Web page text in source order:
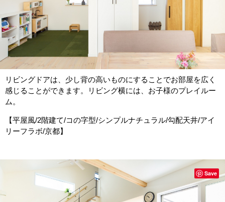
リビングドアは、少し背の高いものにすることでお部屋を広く
感じることができます。リビング横には、お子様のプレイルー
ム。
【平屋風/2階建て/コの字型/シンプルナチュラル/勾配天井/アイ
リーフラボ/京都】
Save